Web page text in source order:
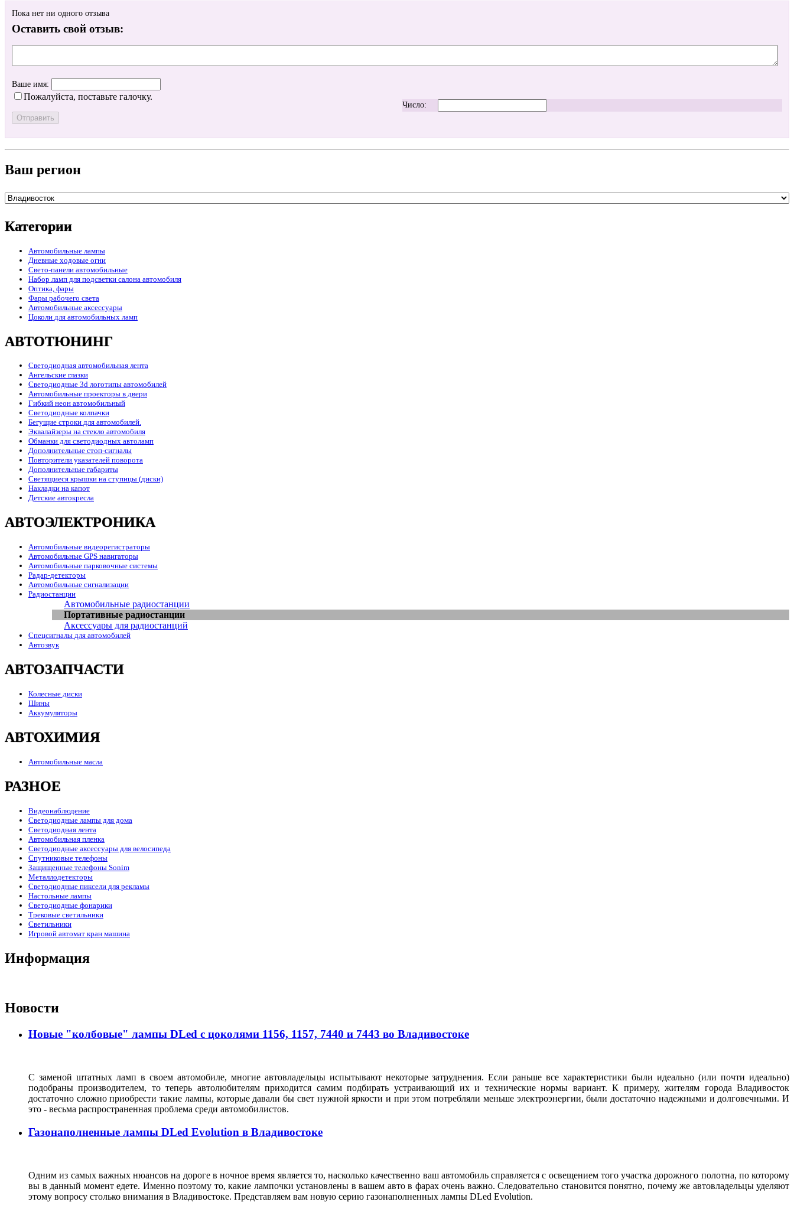
Пока нет ни одного отзыва
Оставить свой отзыв:
Ваше имя:
Пожалуйста, поставьте галочку.
Число:
Ваш регион
Категории
Автомобильные лампы
Дневные ходовые огни
Свето-панели автомобильные
Набор ламп для подсветки салона автомобиля
Оптика, фары
Фары рабочего света
Автомобильные аксессуары
Цоколи для автомобильных ламп
АВТОТЮНИНГ
Светодиодная автомобильная лента
Ангельские глазки
Светодиодные 3d логотипы автомобилей
Автомобильные проекторы в двери
Гибкий неон автомобильный
Светодиодные колпачки
Бегущие строки для автомобилей.
Эквалайзеры на стекло автомобиля
Обманки для светодиодных автоламп
Дополнительные стоп-сигналы
Повторители указателей поворота
Дополнительные габариты
Светящиеся крышки на ступицы (диски)
Накладки на капот
Детские автокресла
АВТОЭЛЕКТРОНИКА
Автомобильные видеорегистраторы
Автомобильные GPS навигаторы
Автомобильные парковочные системы
Радар-детекторы
Автомобильные сигнализации
Радиостанции
Автомобильные радиостанции
Портативные радиостанции
Аксессуары для радиостанций
Спецсигналы для автомобилей
Автозвук
АВТОЗАПЧАСТИ
Колесные диски
Шины
Аккумуляторы
АВТОХИМИЯ
Автомобильные масла
РАЗНОЕ
Видеонаблюдение
Светодиодные лампы для дома
Светодиодная лента
Автомобильная пленка
Светодиодные аксессуары для велосипеда
Спутниковые телефоны
Защищенные телефоны Sonim
Металлодетекторы
Светодиодные пиксели для рекламы
Настольные лампы
Светодиодные фонарики
Трековые светильники
Светильники
Игровой автомат кран машина
Информация
Новости
Новые "колбовые" лампы DLed с цоколями 1156, 1157, 7440 и 7443 во Владивостоке
С заменой штатных ламп в своем автомобиле, многие автовладельцы испытывают некоторые затруднения. Если раньше все характеристики были идеально (или почти идеально)
подобраны производителем, то теперь автолюбителям приходится самим подбирать устраивающий их и технические нормы вариант. К примеру, жителям города Владивосток
достаточно сложно приобрести такие лампы, которые давали бы свет нужной яркости и при этом потребляли меньше электроэнергии, были достаточно надежными и долговечными. И
это - весьма распространенная проблема среди автомобилистов.
Газонаполненные лампы DLed Evolution в Владивостоке
Одним из самых важных нюансов на дороге в ночное время является то, насколько качественно ваш автомобиль справляется с освещением того участка дорожного полотна, по которому
вы в данный момент едете. Именно поэтому то, какие лампочки установлены в вашем авто в фарах очень важно. Следовательно становится понятно, почему же автовладельцы уделяют
этому вопросу столько внимания в Владивостоке. Представляем вам новую серию газонаполненных лампы DLed Evolution.